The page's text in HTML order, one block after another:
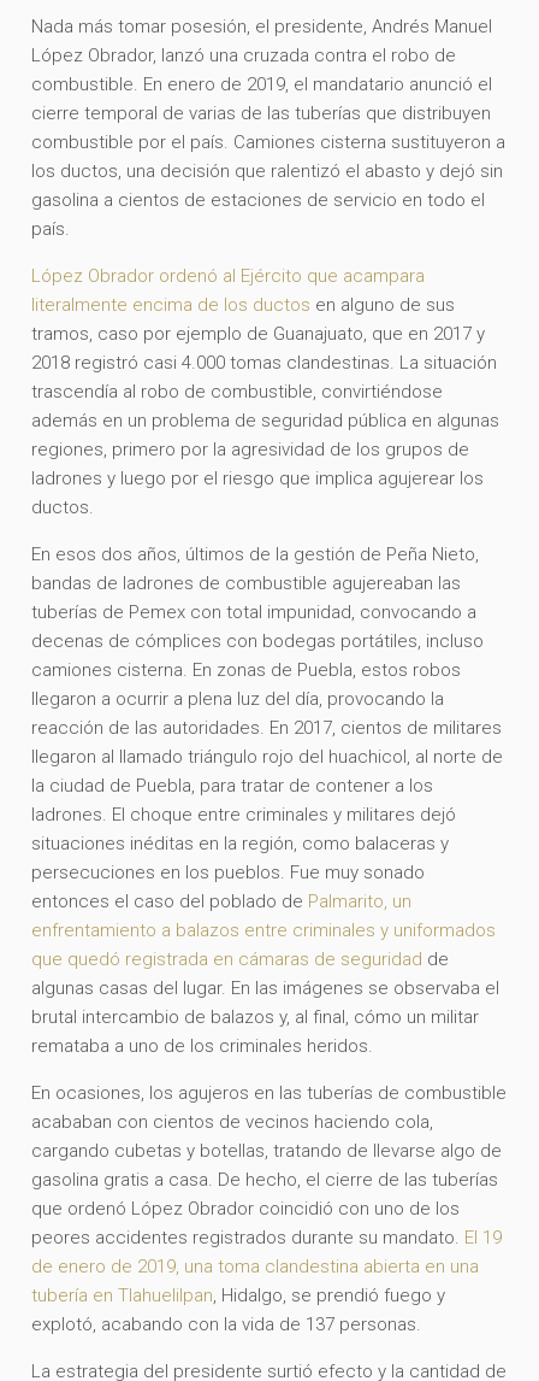
Nada más tomar posesión, el presidente, Andrés Manuel
López Obrador, lanzó una cruzada contra el robo de
combustible. En enero de 2019, el mandatario anunció el
cierre temporal de varias de las tuberías que distribuyen
combustible por el país. Camiones cisterna sustituyeron a
los ductos, una decisión que ralentizó el abasto y dejó sin
gasolina a cientos de estaciones de servicio en todo el
país.
López Obrador ordenó al Ejército que acampara
literalmente encima de los ductos en alguno de sus
tramos, caso por ejemplo de Guanajuato, que en 2017 y
2018 registró casi 4.000 tomas clandestinas. La situación
trascendía al robo de combustible, convirtiéndose
además en un problema de seguridad pública en algunas
regiones, primero por la agresividad de los grupos de
ladrones y luego por el riesgo que implica agujerear los
ductos.
En esos dos años, últimos de la gestión de Peña Nieto,
bandas de ladrones de combustible agujereaban las
tuberías de Pemex con total impunidad, convocando a
decenas de cómplices con bodegas portátiles, incluso
camiones cisterna. En zonas de Puebla, estos robos
llegaron a ocurrir a plena luz del día, provocando la
reacción de las autoridades. En 2017, cientos de militares
llegaron al llamado triángulo rojo del huachicol, al norte de
la ciudad de Puebla, para tratar de contener a los
ladrones. El choque entre criminales y militares dejó
situaciones inéditas en la región, como balaceras y
persecuciones en los pueblos. Fue muy sonado
entonces el caso del poblado de Palmarito, un
enfrentamiento a balazos entre criminales y uniformados
que quedó registrada en cámaras de seguridad de
algunas casas del lugar. En las imágenes se observaba el
brutal intercambio de balazos y, al final, cómo un militar
remataba a uno de los criminales heridos.
En ocasiones, los agujeros en las tuberías de combustible
acababan con cientos de vecinos haciendo cola,
cargando cubetas y botellas, tratando de llevarse algo de
gasolina gratis a casa. De hecho, el cierre de las tuberías
que ordenó López Obrador coincidió con uno de los
peores accidentes registrados durante su mandato. El 19
de enero de 2019, una toma clandestina abierta en una
tubería en Tlahuelilpan, Hidalgo, se prendió fuego y
explotó, acabando con la vida de 137 personas.
La estrategia del presidente surtió efecto y la cantidad de